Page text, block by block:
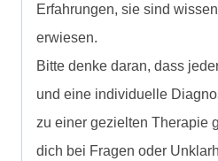
Erfahrungen, sie sind
erwiesen.
Bitte denke daran, dass
und eine individuelle
zu einer gezielten Therapie
dich bei Fragen oder